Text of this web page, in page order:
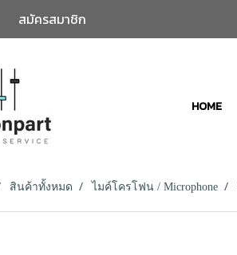
สมัครสมาชิก
HOME
สินค้าทั้งหมด ไมค์โครโฟน / Microphone